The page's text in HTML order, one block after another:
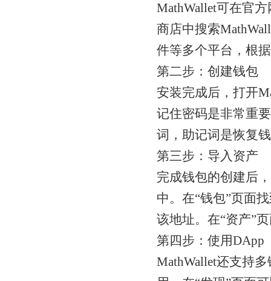
MathWallet可在官
商店中搜索
件等多个平台，根
第二步：创建钱包
安装完成后，打开
记住密码是非常重
词，助记词是恢复
第三步：导入资产
完成钱包的创建后
中。在“钱包”页面
该地址。在“资产”
第四步：使用DApp
MathWallet还支持